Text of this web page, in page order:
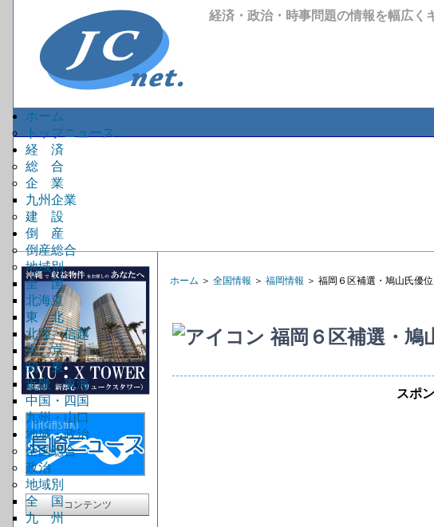
経済・政治・時事問題の情報を幅広く
ホーム
トップニュース
経 済
総 合
企 業
九州企業
建 設
倒 産
倒産総合
地域別
全 国
北海道
東 北
北陸・信越
東 京
関 東
近畿・東海
中国・四国
九州・山口
地域・政治
全国総合
政治
地域別
全 国
九 州
コンテンツ
ホーム ＞ 全国情報 ＞ 福岡情報 ＞ 福岡６区補選・鳩山氏優
福岡６区補選・
スポ